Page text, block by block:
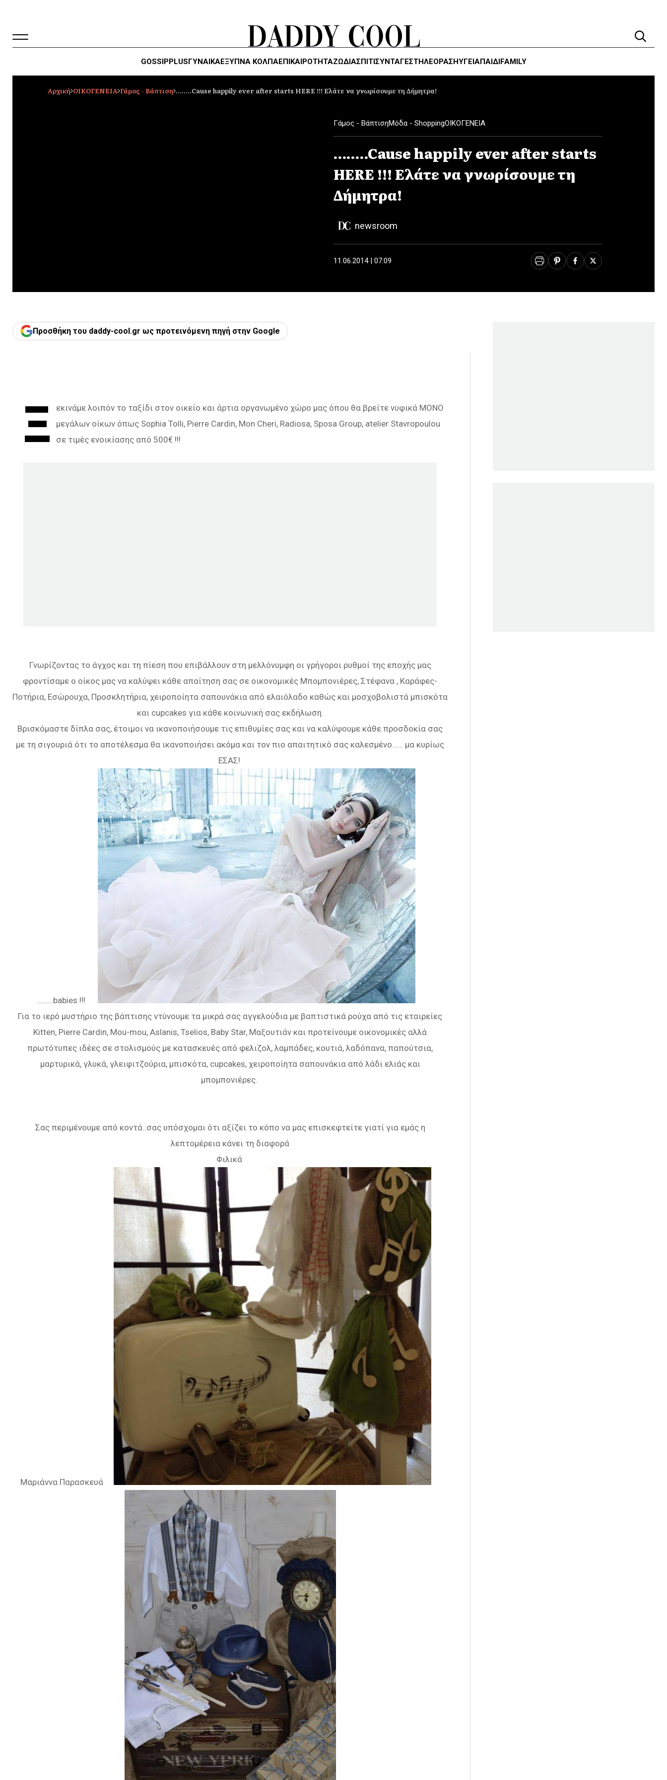
GOSSIPPLUSΓΥΝΑΙΚΑΈΞΥΠΝΑ ΚΌΛΠΑΕΠΙΚΑΙΡΟΤΗΤΑΖΏΔΙΑΣΠΙΤΙΣΥΝΤΑΓΕΣΤΗΛΕΌΡΑΣΗΥΓΕΊΑΠΑΙΔΙFAMILY
Αρχική ΟΙΚΟΓΕΝΕΙΑ Γάμος - Βάπτιση ……..Cause happily ever after starts HERE !!! Ελάτε να γνωρίσουμε τη Δήμητρα!
Γάμος - ΒάπτισηΜόδα - ShoppingΟΙΚΟΓΕΝΕΙΑ
……..Cause happily ever after starts
HERE !!! Ελάτε να γνωρίσουμε τη
Δήμητρα!
newsroom
11.06.2014 | 07:09
Προσθήκη του daddy-cool.gr ως προτεινόμενη πηγή στην Google
Ξ
εκινάμε λοιπόν το ταξίδι στον οικείο και άρτια οργανωμένο χώρο μας όπου θα βρείτε νυφικά ΜΟΝΟ
μεγάλων οίκων όπως Sophia Tolli, Pierre Cardin, Mon Cheri, Radiosa, Sposa Group, atelier Stavropoulou
σε τιμές ενοικίασης από 500€ !!!
Γνωρίζοντας το άγχος και τη πίεση που επιβάλλουν στη μελλόνυμφη οι γρήγοροι ρυθμοί της εποχής μας
φροντίσαμε ο οίκος μας να καλύψει κάθε απαίτηση σας σε οικονομικές Μπομπονιέρες, Στέφανα , Καράφες-
Ποτήρια, Εσώρουχα, Προσκλητήρια, χειροποίητα σαπουνάκια από ελαιόλαδο καθώς και μοσχοβολιστά μπισκότα
και cupcakes για κάθε κοινωνική σας εκδήλωση.
Βρισκόμαστε δίπλα σας, έτοιμοι να ικανοποιήσουμε τις επιθυμίες σας και να καλύψουμε κάθε προσδοκία σας
με τη σιγουριά ότι το αποτέλεσμα θα ικανοποιήσει ακόμα και τον πιο απαιτητικό σας καλεσμένο…… μα κυρίως
ΕΣΑΣ!
………babies !!!
Για το ιερό μυστήριο της βάπτισης ντύνουμε τα μικρά σας αγγελούδια με βαπτιστικά ρούχα από τις εταιρείες
Kitten, Pierre Cardin, Mou-mou, Aslanis, Tselios, Baby Star, Μαξουτιάν και προτείνουμε οικονομικές αλλά
πρωτότυπες ιδέες σε στολισμούς με κατασκευές από φελιζολ, λαμπάδες, κουτιά, λαδόπανα, παπούτσια,
μαρτυρικά, γλυκά, γλειφιτζούρια, μπισκότα, cupcakes, χειροποίητα σαπουνάκια από λάδι ελιάς και
μπομπονιέρες.
Σας περιμένουμε από κοντά..σας υπόσχομαι ότι αξίζει το κόπο να μας επισκεφτείτε γιατί για εμάς η
λεπτομέρεια κάνει τη διαφορά
Φιλικά
Μαριάννα Παρασκευά